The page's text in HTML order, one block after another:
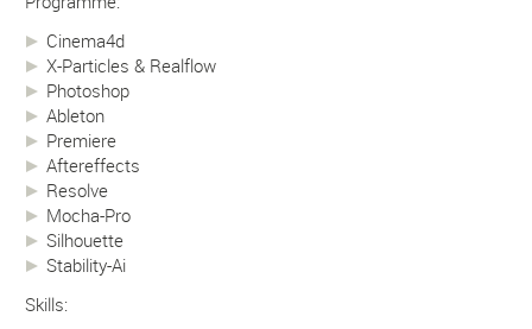
Cinema4d
X-Particles & Realflow
Photoshop
Ableton
Premiere
Aftereffects
Resolve
Mocha-Pro
Silhouette
Stability-Ai
Skills: